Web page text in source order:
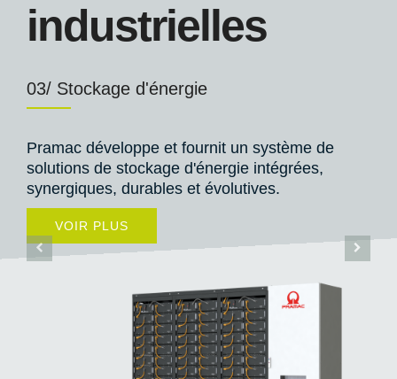
d'énergie
et fournit un système de
d'énergie intégrées,
et évolutives.